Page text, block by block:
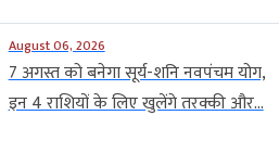
August 06, 2026
7 अगस्त को बनेगा सूर्य-शनि नवपंचम योग,
इन 4 राशियों के लिए खुलेंगे तरक्की और...